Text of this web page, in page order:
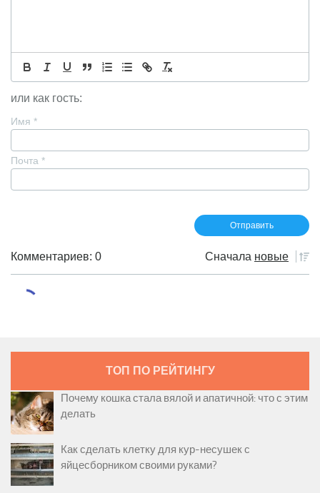
или как гость:
Имя *
Почта *
Комментариев: 0 Сначала новые
ТОП ПО РЕЙТИНГУ
Почему кошка стала вялой и апатичной: что с этим
делать
Как сделать клетку для кур-несушек с
яйцесборником своими руками?